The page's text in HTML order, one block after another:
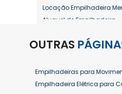
Locação Empilhadeira
Aluguel de Empilhadeira
Aluguel de Empilhadeira
Aluguel de Empilhadeira
Aluguel de Empilhadeira
OUTRAS
Empilhadeiras para
Empilhadeira Elétrica para